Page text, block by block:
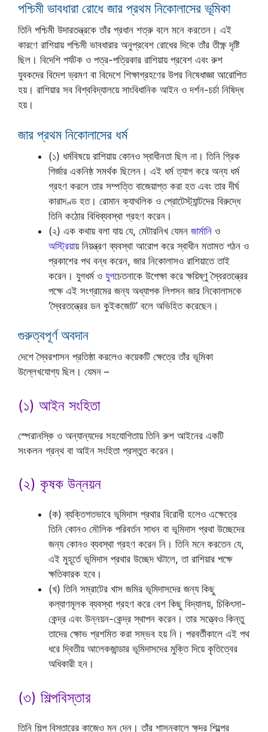
পশ্চিমী ভাবধারা রোধে জার প্রথম নিকোলাসের ভূমিকা
তিনি পশ্চিমী উদারতন্ত্রকে তাঁর প্রধান শত্রু বলে মনে করতেন। এই
কারণে রাশিয়ায় পশ্চিমী ভাবধারার অনুপ্রবেশ রোধের দিকে তাঁর তীক্ষ্ণ দৃষ্টি
ছিল। বিদেশি পর্যটক ও পত্র-পত্রিকার রাশিয়ায় প্রবেশ এবং রুশ
যুবকদের বিদেশ ভ্রমণ বা বিদেশে শিক্ষাগ্রহণের উপর নিষেধাজ্ঞা আরোপিত
হয়। রাশিয়ার সব বিশ্ববিদ্যালয়ে সাংবিধানিক আইন ও দর্শন-চর্চা নিষিদ্ধ
হয়।
জার প্রথম নিকোলাসের ধর্ম
(১) ধর্মবিষয়ে রাশিয়ায় কোনও স্বাধীনতা ছিল না। তিনি গ্রিক
গির্জার একনিষ্ঠ সমর্থক ছিলেন। এই ধর্ম ত্যাগ করে অন্য ধর্ম
গ্রহণ করলে তার সম্পত্তি বাজেয়াপ্ত করা হত এবং তার দীর্ঘ
কারাদণ্ড হত। রোমান ক্যাথলিক ও প্রোটেস্ট্যান্টদের বিরুদ্ধে
তিনি কঠোর বিধিব্যবস্থা গ্রহণ করেন।
(২) এক কথায় বলা যায় যে, মেটারনিখ যেমন জার্মানি ও
অস্ট্রিয়ায় নিয়ন্ত্রণ ব্যবস্থা আরোপ করে স্বাধীন মতামত গঠন ও
প্রকাশের পথ বন্ধ করেন, জার নিকোলাসও রাশিয়াতে তাই
করেন। যুগধর্ম ও যুগচেতনাকে উপেক্ষা করে ক্ষয়িষ্ণু স্বৈরতন্ত্রের
পক্ষে এই সংগ্রামের জন্য অধ্যাপক লিপসন জার নিকোলাসকে
‘স্বৈরতন্ত্রের ডন কুইকজোট’ বলে অভিহিত করেছেন।
গুরুত্বপূর্ণ অবদান
দেশে স্বৈরশাসন প্রতিষ্ঠা করলেও কয়েকটি ক্ষেত্রে তাঁর ভূমিকা
উল্লেখযোগ্য ছিল। যেমন –
(১) আইন সংহিতা
স্পেরানস্কি ও অন্যান্যদের সহযোগিতায় তিনি রুশ আইনের একটি
সংকলন গ্রন্থ বা আইন সংহিতা প্রস্তুত করেন।
(২) কৃষক উন্নয়ন
(ক) ব্যক্তিগতভাবে ভূমিদাস প্রথার বিরোধী হলেও এক্ষেত্রে
তিনি কোনও মৌলিক পরিবর্তন সাধন বা ভূমিদাস প্রথা উচ্ছেদের
জন্য কোনও ব্যবস্থা গ্রহণ করেন নি। তিনি মনে করতেন যে,
এই মুহূর্তে ভূমিদাস প্রথার উচ্ছেদ ঘটালে, তা রাশিয়ার পক্ষে
ক্ষতিকারক হবে।
(খ) তিনি সম্রাটের খাস জমির ভূমিদাসদের জন্য কিছু
কল্যাণমূলক ব্যবস্থা গ্রহণ করে বেশ কিছু বিদ্যালয়, চিকিৎসা-
কেন্দ্র এবং উন্নয়ন-কেন্দ্র স্থাপন করেন। তার সত্ত্বেও কিন্তু
তাদের ক্ষোভ প্রশমিত করা সম্ভব হয় নি। পরবর্তীকালে এই পথ
ধরে দ্বিতীয় আলেকজান্ডার ভূমিদাসদের মুক্তি দিয়ে কৃতিত্বের
অধিকারী হন।
(৩) শিল্পবিস্তার
তিনি শিল্প বিস্তারের কাজেও মন দেন। তাঁর শাসনকালে ক্ষুদ্র শিল্পের